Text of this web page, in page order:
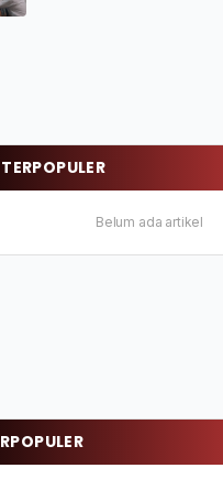
Belum ada artikel